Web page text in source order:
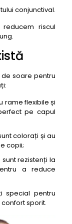
Marvel
Kitty
Spiderman
(H&M)
Star Wars (Meli
(C&A)
Peppa Pig
PJ Masks
conjunctival.
riscul
soare pentru
rame flexibile și
pe capul
colorați și au
copii;
rezistenți la
a reduce
special pentru
sporit.